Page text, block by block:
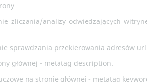
zliczania/analizy odwiedzających
sprawdzania przekierowania adresów
głównej - metatag description.
na stronie głównej - metatag